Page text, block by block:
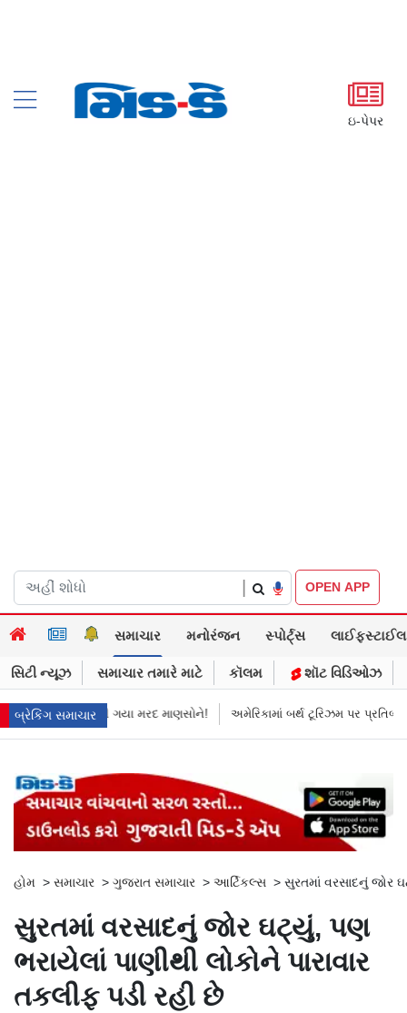
ઇ-પેપર
OPEN APP
સમાચાર મનોરંજન સ્પોર્ટ્સ લાઈફસ્ટાઈલ
સિટી ન્યૂઝ સમાચાર તમારે માટે કૉલમ શૉટ વિડિઓઝ
બ્રેકિંગ સમાચાર
મરદ માણસોને! અમેરિકામાં બર્થ ટૂરિઝમ પર પ્રતિબંધ મૂક્યો ડોનલ્ડ ટ્રમ્પે
હોમ > સમાચાર > ગુજરાત સમાચાર > આર્ટિકલ્સ > સુરતમાં વરસાદનું જોર
સુરતમાં વરસાદનું જોર ઘટ્યું, પણ
ભરાયેલાં પાણીથી લોકોને પારાવાર
તકલીફ પડી રહી છે